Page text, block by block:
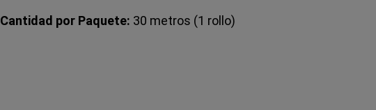
Cantidad por Paquete: 30 metros (1 rollo)